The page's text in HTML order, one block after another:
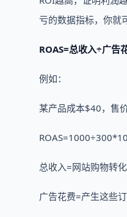
亏的数据指标，你就
ROAS=总收入÷广告
例如：
某产品成本$40，售
总收入=网站购物转
广告花费=产生这些